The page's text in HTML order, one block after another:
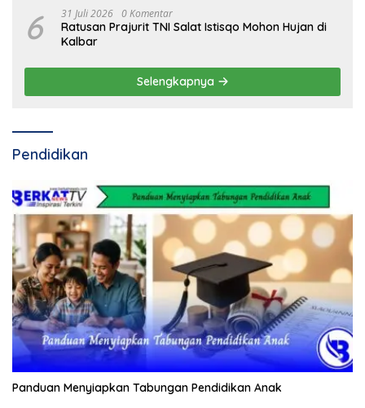
6 31 Juli 2026 0 Komentar
Ratusan Prajurit TNI Salat Istisqo Mohon Hujan di
Kalbar
Selengkapnya
Pendidikan
Panduan Menyiapkan Tabungan Pendidikan Anak